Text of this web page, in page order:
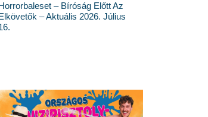
– Bíróság Előtt Az
– Aktuális 2026. Július